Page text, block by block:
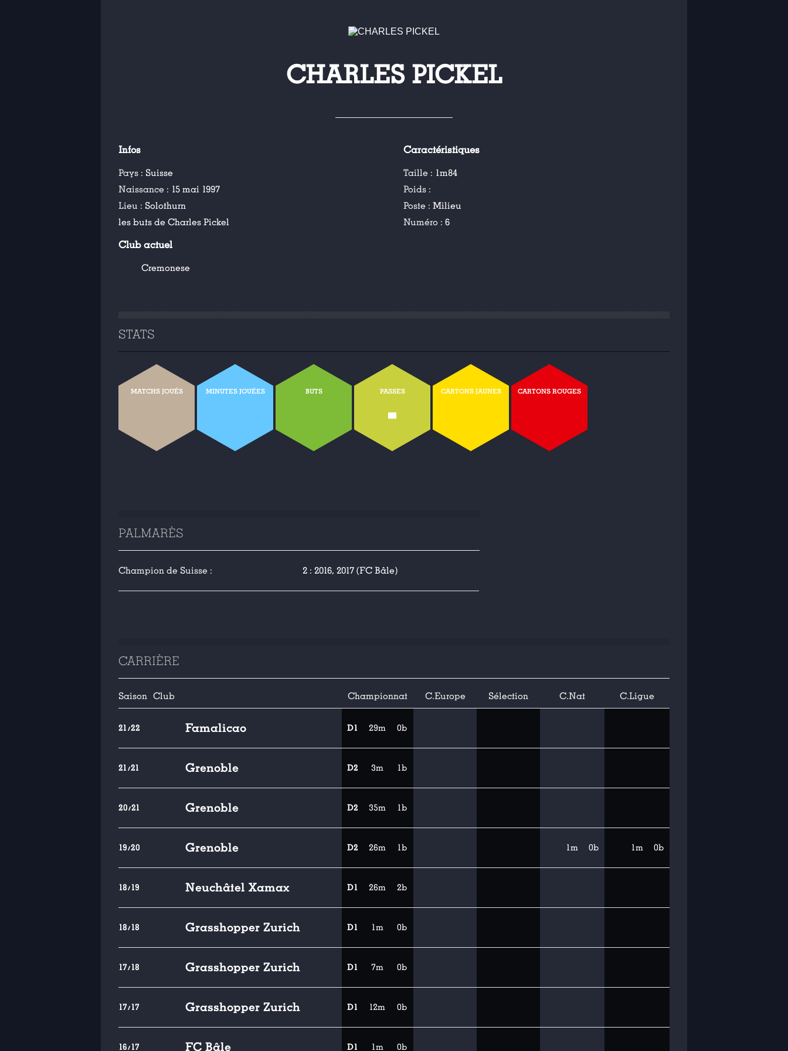
CHARLES PICKEL
Infos
Pays : Suisse
Naissance : 15 mai 1997
Lieu : Solothurn
les buts de Charles Pickel
Caractéristiques
Taille : 1m84
Poids :
Poste :Milieu
Numéro :6
Club actuel
Cremonese
STATS
MATCHS JOUÉS MINUTES JOUÉES BUTS PASSES
-
CARTONS JAUNES CARTONS ROUGES
PALMARÈS
Champion de Suisse : 2 : 2016, 2017 (FC Bâle)
CARRIÈRE
Saison Club Championnat C.Europe Sélection C.Nat C.Ligue
21/22 Famalicao D1 29m 0b
21/21 Grenoble D2 3m 1b
20/21 Grenoble D2 35m 1b
19/20 Grenoble D2 26m 1b 1m 0b 1m 0b
18/19 Neuchâtel Xamax D1 26m 2b
18/18 Grasshopper Zurich D1 1m 0b
17/18 Grasshopper Zurich D1 7m 0b
17/17 Grasshopper Zurich D1 12m 0b
16/17 FC Bâle D1 1m 0b